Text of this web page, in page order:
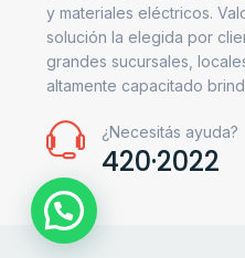
y materiales eléctricos.
solución la elegida por
grandes sucursales,
altamente capacitado
¿Necesitás ayuda?
420·2022